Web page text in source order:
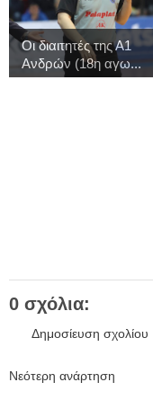
Οι διαιτητές της Α1
Ανδρών (18η αγω...
0 σχόλια:
Δημοσίευση σχολίου
Νεότερη ανάρτηση